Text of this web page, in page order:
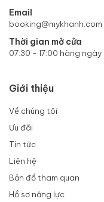
Email
booking@mykhanh.com
Thời gian mở cửa
07:30 - 17:00 hàng ngày
Giới thiệu
Về chúng tôi
Ưu đãi
Tin tức
Liên hệ
Bản đồ tham quan
Hồ sơ năng lực